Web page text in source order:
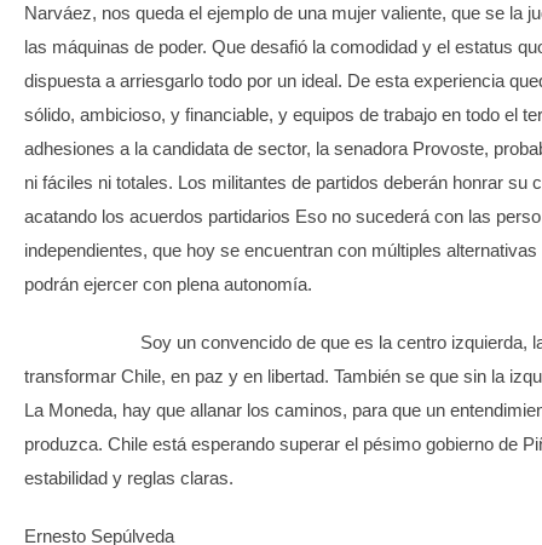
Narváez, nos queda el ejemplo de una mujer valiente, que se la
las máquinas de poder. Que desafió la comodidad y el estatus
dispuesta a arriesgarlo todo por un ideal. De esta experiencia
sólido, ambicioso, y financiable, y equipos de trabajo en todo el
adhesiones a la candidata de sector, la senadora Provoste,
ni fáciles ni totales. Los militantes de partidos deberán honrar su
acatando los acuerdos partidarios Eso no sucederá con las
independientes, que hoy se encuentran con múltiples alternativas
podrán ejercer con plena autonomía.
Soy un convencido de que es la centro izquierda, la
transformar Chile, en paz y en libertad. También se que sin la
La Moneda, hay que allanar los caminos, para que un
produzca. Chile está esperando superar el pésimo gobierno de
estabilidad y reglas claras.
Ernesto Sepúlveda